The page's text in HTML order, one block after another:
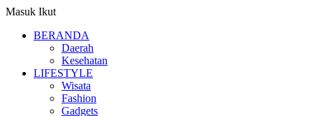
Masuk Ikut
BERANDA
Daerah
Kesehatan
LIFESTYLE
Wisata
Fashion
Gadgets